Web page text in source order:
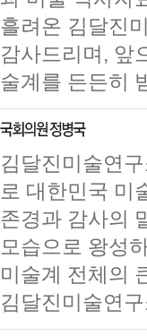
흘려온 김달진
감사드리며, 앞
술계를 든든히
김달진미술연
로 대한민국 미
존경과 감사의
모습으로 왕성
미술계 전체의
김달진미술연